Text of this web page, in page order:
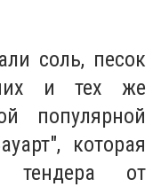
соль, песок
и тех же
популярной
которая
тендера от